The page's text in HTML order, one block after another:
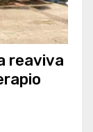
reaviva